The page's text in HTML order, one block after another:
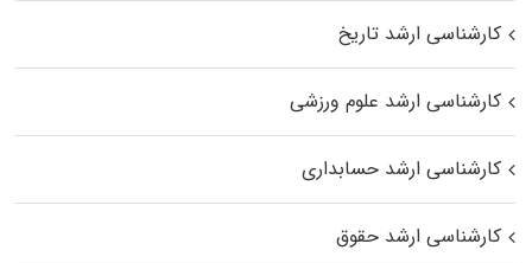
کارشناسی ارشد تاریخ
کارشناسی ارشد علوم ورزشی
کارشناسی ارشد حسابداری
کارشناسی ارشد حقوق